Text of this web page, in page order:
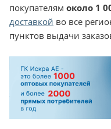
покупателям около 1
доставкой во все
пунктов выдачи